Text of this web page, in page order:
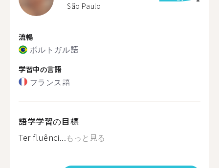
São Paulo
流暢
ポルトガル語
学習中の言語
フランス語
語学学習の目標
Ter fluênci...もっと見る